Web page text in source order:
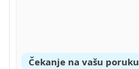
Čekanje na vašu poruku